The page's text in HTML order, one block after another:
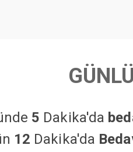
5 Dakika'da
12 Dakika'da